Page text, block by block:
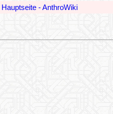
Hauptseite - AnthroWiki